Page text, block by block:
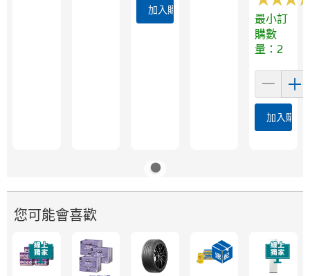
加入購物車
最小訂
購數
量：2
加入購物
您可能會喜歡